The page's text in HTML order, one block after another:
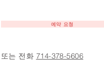
예약 요청
또는 전화 714-378-5606